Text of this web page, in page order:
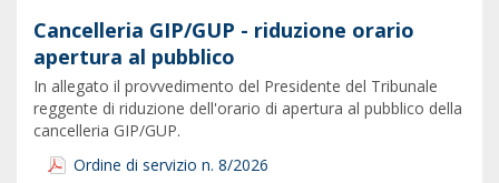
Cancelleria GIP/GUP - riduzione orario
apertura al pubblico
In allegato il provvedimento del Presidente del Tribunale
reggente di riduzione dell'orario di apertura al pubblico della
cancelleria GIP/GUP.
Ordine di servizio n. 8/2026